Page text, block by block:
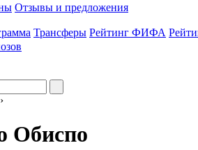
Отзывы и предложения
Трансферы Рейтинг ФИФА
›
Обиспо